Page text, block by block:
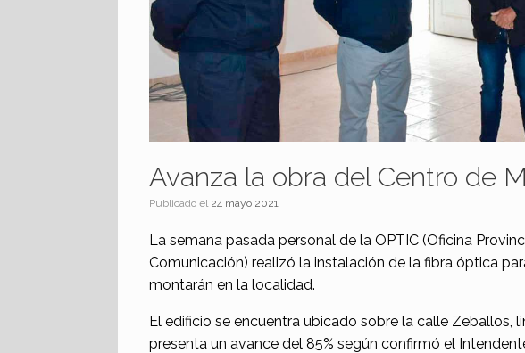
Avanza la obra del Centro de
Publicado el 24 mayo 2021
La semana pasada personal de la OPTIC (Oficina
Comunicación) realizó la instalación de la fibra óptica
montarán en la localidad.
El edificio se encuentra ubicado sobre la calle Zeballos,
presenta un avance del 85% según confirmó el